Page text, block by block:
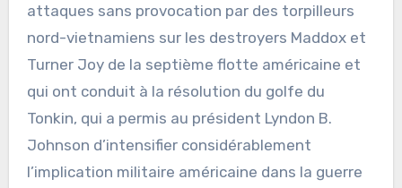
attaques sans provocation par des torpilleurs
nord-vietnamiens sur les destroyers Maddox et
Turner Joy de la septième flotte américaine et
qui ont conduit à la résolution du golfe du
Tonkin, qui a permis au président Lyndon B.
Johnson d’intensifier considérablement
l’implication militaire américaine dans la guerre